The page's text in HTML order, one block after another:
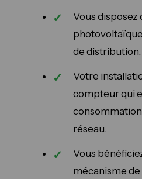
Vous disposez
de distribution.
Votre
compteur qui
réseau.
Vous
mécanisme